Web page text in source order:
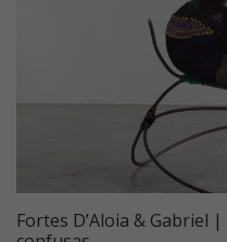
Fortes D’Aloia & Gabriel